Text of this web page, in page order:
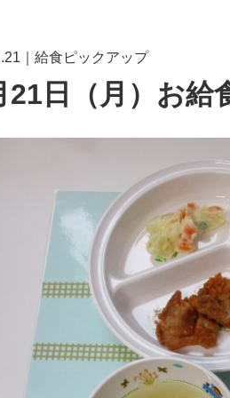
｜給食ピックアップ
21日（月）お給